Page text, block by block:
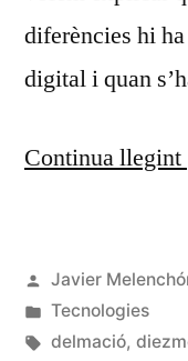
diferències hi
digital i quan
Continua llegint
Publicat
per
Javier
Publicat
en
Tecnologies
Etiquetes:
delmació,